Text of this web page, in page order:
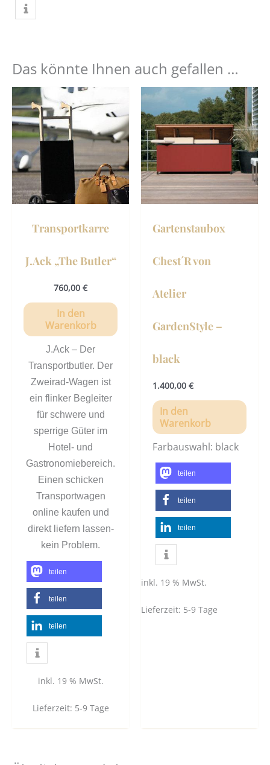
Das könnte Ihnen auch gefallen …
Transportkarre
J.Ack „The Butler“
760,00 €
In den
Warenkorb
J.Ack – Der
Transportbutler. Der
Zweirad-Wagen ist
ein flinker Begleiter
für schwere und
sperrige Güter im
Hotel- und
Gastronomiebereich.
Einen schicken
Transportwagen
online kaufen und
direkt liefern lassen-
kein Problem.
teilen
teilen
teilen
inkl. 19 % MwSt.
Lieferzeit: 5-9 Tage
Gartenstaubox
Chest´R von
Atelier
GardenStyle –
black
1.400,00€
In den
Warenkorb
Farbauswahl: black
teilen
teilen
teilen
inkl. 19 % MwSt.
Lieferzeit: 5-9 Tage